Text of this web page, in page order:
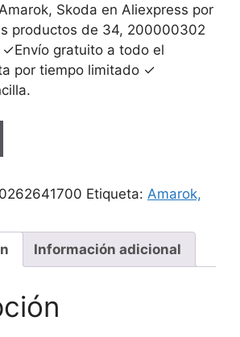
Skoda en Aliexpress por
productos de 34, 200000302
✓Envío gratuito a todo el
por tiempo limitado ✓
Etiqueta: Amarok,
Información adicional